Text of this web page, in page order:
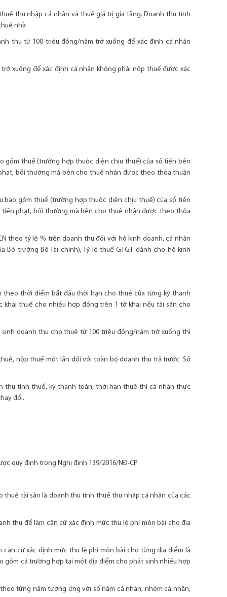
thu nhập cá nhân và thuế giá trị gia tăng. Doanh thu tính
nhà
thu từ 100 triệu đồng/năm trở xuống để xác định cá nhân
xuống để xác định cá nhân không phải nộp thuế được xác
gồm thuế (trường hợp thuộc diện chịu thuế) của số tiền bên
bồi thường mà bên cho thuê nhận được theo thỏa thuận
gồm thuế (trường hợp thuộc diện chịu thuế) của số tiền
phạt, bồi thường mà bên cho thuê nhận được theo thỏa
theo tỷ lệ % trên doanh thu đối với hộ kinh doanh, cá nhân
Bộ trưởng Bộ Tài chính), Tỷ lệ thuế GTGT dành cho hộ kinh
thời điểm bắt đầu thời hạn cho thuê của từng kỳ thanh
thuế cho nhiều hợp đồng trên 1 tờ khai nếu tài sản cho
doanh thu cho thuê từ 100 triệu đồng/năm trở xuống thì
nộp thuế một lần đối với toàn bộ doanh thu trả trước. Số
thu tính thuế, kỳ thanh toán, thời hạn thuê thì cá nhân thực
đổi.
quy định trong Nghị định 139/2016/NĐ-CP
tài sản là doanh thu tính thuế thu nhập cá nhân của các
thu để làm căn cứ xác định mức thu lệ phí môn bài cho địa
cứ xác định mức thu lệ phí môn bài cho từng địa điểm là
gồm cả trường hợp tại một địa điểm cho phát sinh nhiều hợp
từng năm tương ứng với số năm cá nhân, nhóm cá nhân,